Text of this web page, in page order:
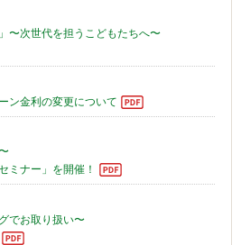
〜次世代を担うこどもたちへ〜
ン金利の変更について
ミナー」を開催！
でお取り扱い〜